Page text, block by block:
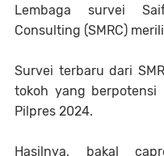
Lembaga survei
Consulting (SMRC)
Survei terbaru dari
tokoh yang berpotensi
Pilpres 2024.
Hasilnya, bakal